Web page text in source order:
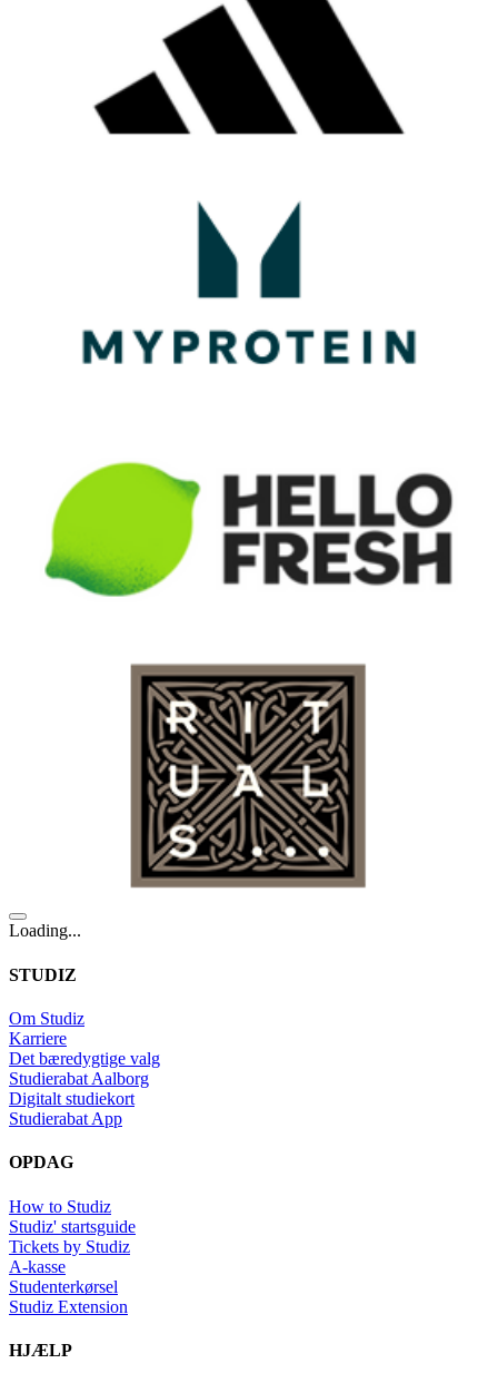
Loading...
STUDIZ
Om Studiz
Karriere
Det bæredygtige valg
Studierabat Aalborg
Digitalt studiekort
Studierabat App
OPDAG
How to Studiz
Studiz' startsguide
Tickets by Studiz
A-kasse
Studenterkørsel
Studiz Extension
HJÆLP